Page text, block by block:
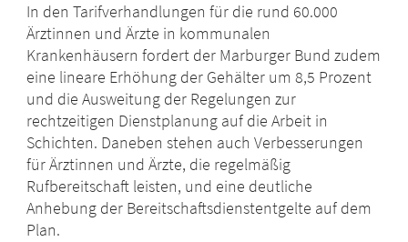
In den Tarifverhandlungen für die rund 60.000
Ärztinnen und Ärzte in kommunalen
Krankenhäusern fordert der Marburger Bund zudem
eine lineare Erhöhung der Gehälter um 8,5 Prozent
und die Ausweitung der Regelungen zur
rechtzeitigen Dienstplanung auf die Arbeit in
Schichten. Daneben stehen auch Verbesserungen
für Ärztinnen und Ärzte, die regelmäßig
Rufbereitschaft leisten, und eine deutliche
Anhebung der Bereitschaftsdienstentgelte auf dem
Plan.